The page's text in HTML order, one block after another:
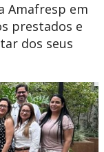
Amafresp em
prestados e
dos seus